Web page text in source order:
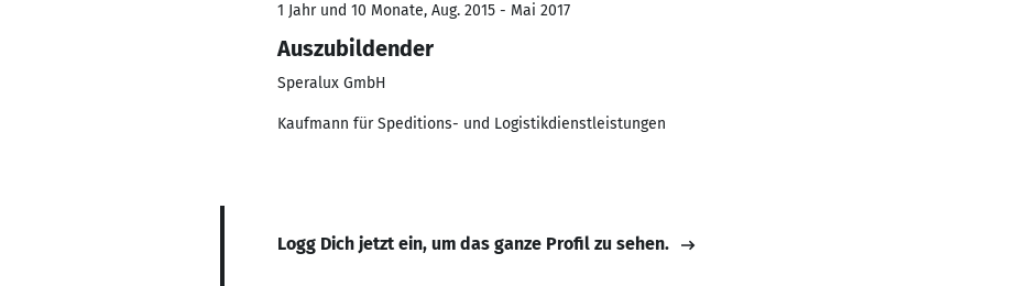
1 Jahr und 10 Monate, Aug. 2015 - Mai 2017
Auszubildender
Speralux GmbH
Kaufmann für Speditions- und Logistikdienstleistungen
Logg Dich jetzt ein, um das ganze Profil zu sehen.